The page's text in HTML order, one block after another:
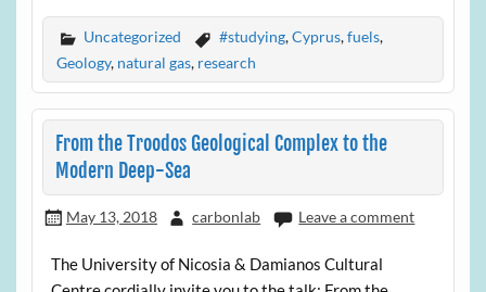
Uncategorized #studying,Cyprus,fuels,
Geology, natural gas, research
From the Troodos Geological Complex to the
Modern Deep-Sea
May 13, 2018 carbonlab Leave a comment
The University of Nicosia & Damianos Cultural